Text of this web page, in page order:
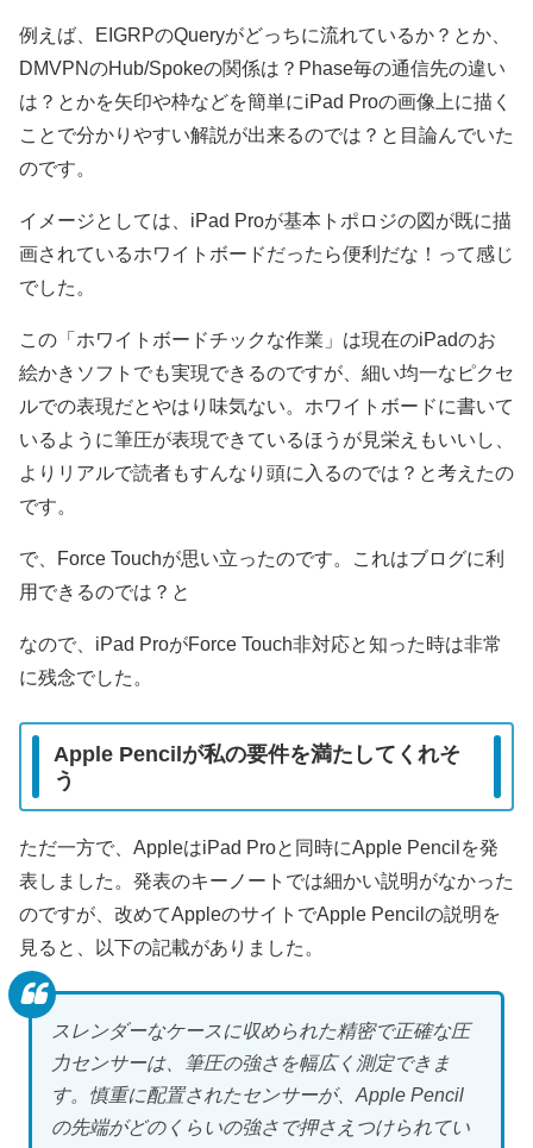
例えば、EIGRPのQueryがどっちに流れているか？とか、
DMVPNのHub/Spokeの関係は？Phase毎の通信先の違い
は？とかを矢印や枠などを簡単にiPad Proの画像上に描く
ことで分かりやすい解説が出来るのでは？と目論んでいた
のです。
イメージとしては、iPad Proが基本トポロジの図が既に描
画されているホワイトボードだったら便利だな！って感じ
でした。
この「ホワイトボードチックな作業」は現在のiPadのお
絵かきソフトでも実現できるのですが、細い均一なピクセ
ルでの表現だとやはり味気ない。ホワイトボードに書いて
いるように筆圧が表現できているほうが見栄えもいいし、
よりリアルで読者もすんなり頭に入るのでは？と考えたの
です。
で、Force Touchが思い立ったのです。これはブログに利
用できるのでは？と
なので、iPad ProがForce Touch非対応と知った時は非常
に残念でした。
Apple Pencilが私の要件を満たしてくれそ
う
ただ一方で、AppleはiPad Proと同時にApple Pencilを発
表しました。発表のキーノートでは細かい説明がなかった
のですが、改めてAppleのサイトでApple Pencilの説明を
見ると、以下の記載がありました。
スレンダーなケースに収められた精密で正確な圧
力センサーは、筆圧の強さを幅広く測定できま
す。慎重に配置されたセンサーが、Apple Pencil
の先端がどのくらいの強さで押さえつけられてい